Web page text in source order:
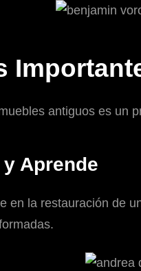
antiguos es un
Aprende
en la restauración de